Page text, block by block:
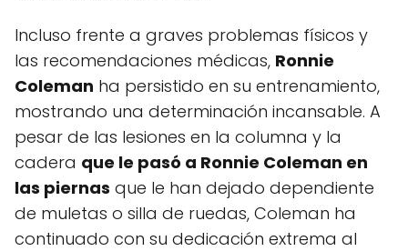
Incluso frente a graves problemas físicos y
las recomendaciones médicas, Ronnie
Coleman ha persistido en su entrenamiento,
mostrando una determinación incansable. A
pesar de las lesiones en la columna y la
cadera que le pasó a Ronnie Coleman en
las piernas que le han dejado dependiente
de muletas o silla de ruedas, Coleman ha
continuado con su dedicación extrema al